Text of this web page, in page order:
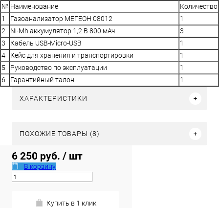
№ Наименование
Количество
1
Газоанализатор МЕГЕОН 08012
1
2
Ni-Mh аккумулятор 1,2 В 800 мАч
3
3
Кабель USB-Micro-USB
1
4
Кейс для хранения и транспортировки
1
5
Руководство по эксплуатации
1
6
Гарантийный талон 1
ХАРАКТЕРИСТИКИ
ПОХОЖИЕ ТОВАРЫ (8)
6 250 руб. / шт
В корзину
Купить в 1 клик